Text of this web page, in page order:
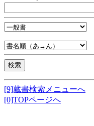
[9]蔵書検索メニューへ
[0]TOPページへ